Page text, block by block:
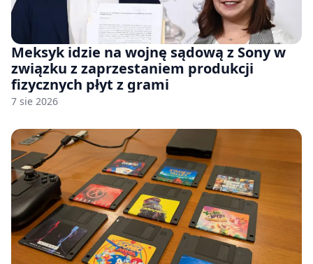
Meksyk idzie na wojnę sądową z Sony w
związku z zaprzestaniem produkcji
fizycznych płyt z grami
7 sie 2026